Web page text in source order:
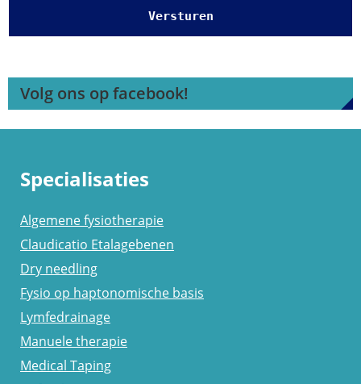
Volg ons op facebook!
Specialisaties
Algemene fysiotherapie
Claudicatio Etalagebenen
Dry needling
Fysio op haptonomische basis
Lymfedrainage
Manuele therapie
Medical Taping